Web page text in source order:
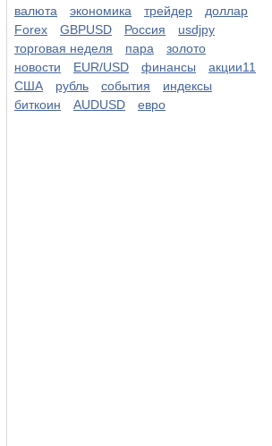
валюта
экономика трейдер
доллар
Forex
GBPUSD Россия
usdjpy
торговая неделя
пара
золото
новости
EUR/USD финансы
акции11
США
рубль события
индексы
биткоин
AUDUSD евро